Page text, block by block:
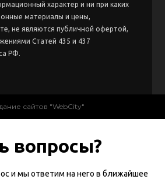
характер и ни при каких
материалы и цены,
не являются публичной офертой,
Статей 435 и 437
РФ.
сайтов "WebCity"
вопросы?
и мы ответим на него в ближайшее